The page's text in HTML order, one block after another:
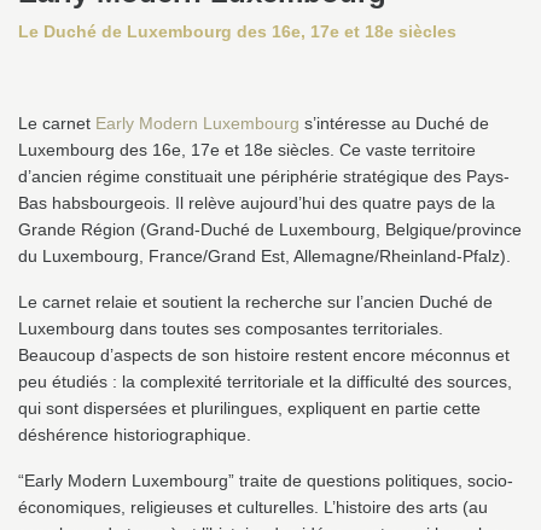
Le Duché de Luxembourg des 16e, 17e et 18e siècles
Le carnet Early Modern Luxembourg s’intéresse au Duché de
Luxembourg des 16e, 17e et 18e siècles. Ce vaste territoire
d’ancien régime constituait une périphérie stratégique des Pays-
Bas habsbourgeois. Il relève aujourd’hui des quatre pays de la
Grande Région (Grand-Duché de Luxembourg, Belgique/province
du Luxembourg, France/Grand Est, Allemagne/Rheinland-Pfalz).
Le carnet relaie et soutient la recherche sur l’ancien Duché de
Luxembourg dans toutes ses composantes territoriales.
Beaucoup d’aspects de son histoire restent encore méconnus et
peu étudiés : la complexité territoriale et la difficulté des sources,
qui sont dispersées et plurilingues, expliquent en partie cette
déshérence historiographique.
“Early Modern Luxembourg” traite de questions politiques, socio-
économiques, religieuses et culturelles. L’histoire des arts (au